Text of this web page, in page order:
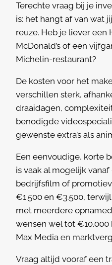
Terechte vraag bij je
is: het hangt af van wat
reuze. Heb je liever een
McDonald’s of een
Michelin-restaurant?
De kosten voor het
verschillen sterk,
draaidagen,
benodigde
gewenste extra’s als
Een eenvoudige, korte
is vaak al mogelijk
bedrijfsfilm of
€1.500 en €3.500,
met meerdere
wensen wel tot €10.000
Max Media en
Vraag altijd vooraf een